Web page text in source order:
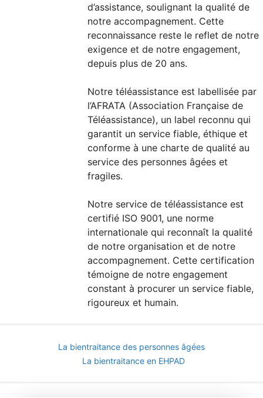
d’assistance, soulignant la qualité de
notre accompagnement. Cette
reconnaissance reste le reflet de notre
exigence et de notre engagement,
depuis plus de 20 ans.
Notre téléassistance est labellisée par
l’AFRATA (Association Française de
Téléassistance), un label reconnu qui
garantit un service fiable, éthique et
conforme à une charte de qualité au
service des personnes âgées et
fragiles.
Notre service de téléassistance est
certifié ISO 9001, une norme
internationale qui reconnaît la qualité
de notre organisation et de notre
accompagnement. Cette certification
témoigne de notre engagement
constant à procurer un service fiable,
rigoureux et humain.
La bientraitance des personnes âgées
La bientraitance en EHPAD